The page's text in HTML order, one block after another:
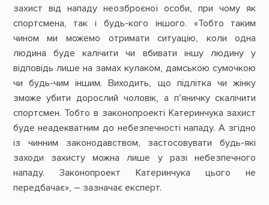
захист від нападу неозброєної особи, при чому як
спортсмена, так і будь-кого іншого. «Тобто таким
чином ми можемо отримати ситуацію, коли одна
людина буде калічити чи вбивати іншу людину у
відповідь лише на замах кулаком, дамською сумочкою
чи будь-чим іншим. Виходить, що підлітка чи жінку
зможе убити дорослий чоловік, а п’яничку скалічити
спортсмен. Тобто в законопроекті Катеринчука захист
буде неадекватним до небезпечності нападу. А згідно
із чинним законодавством, застосовувати будь-які
заходи захисту можна лише у разі небезпечного
нападу. Законопроект Катеринчука цього не
передбачає», – зазначає експерт.